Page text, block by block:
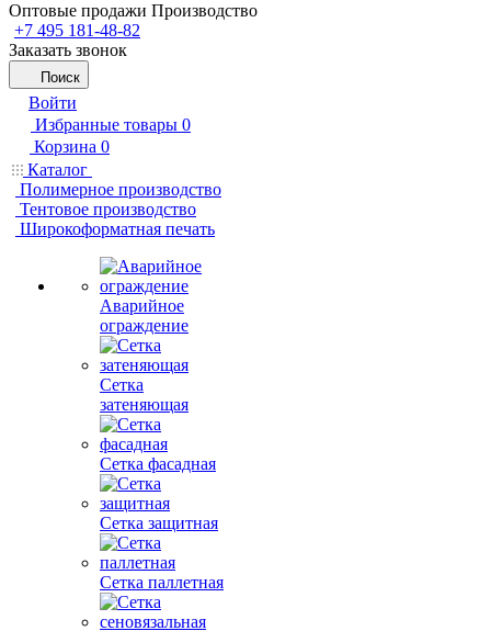
Оптовые продажи Производство
+7 495 181-48-82
Заказать звонок
Поиск
Войти
Избранные товары 0
Корзина 0
Каталог
Полимерное производство
Тентовое производство
Широкоформатная печать
Аварийное
ограждение
Сетка
затеняющая
Сетка фасадная
Сетка защитная
Сетка паллетная